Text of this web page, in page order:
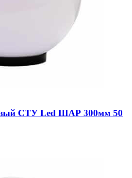
СТУ Led ШАР 300мм 50